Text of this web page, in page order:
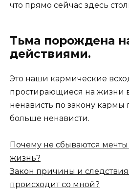
что прямо сейчас здесь
Тьма порождена
действиями.
Это наши кармические
простирающиеся на жизни
ненависть по закону
больше ненависти.
Почему не сбываются
жизнь?
Закон причины и
происходит со мной?